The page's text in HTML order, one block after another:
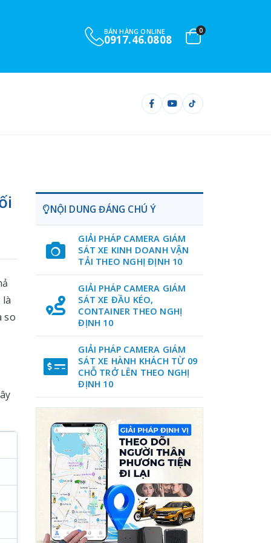
BÁN HÀNG ONLINE
0917.46.0808
0
so
NỘI DUNG ĐÁNG CHÚ Ý
GIẢI PHÁP CAMERA GIÁM
SÁT XE KINH DOANH VẬN
TẢI THEO NGHỊ ĐỊNH 10
GIẢI PHÁP CAMERA GIÁM
SÁT XE ĐẦU KÉO,
CONTAINER THEO NGHỊ
ĐỊNH 10
GIẢI PHÁP CAMERA GIÁM
SÁT XE HÀNH KHÁCH TỪ 09
CHỖ TRỞ LÊN THEO NGHỊ
ĐỊNH 10